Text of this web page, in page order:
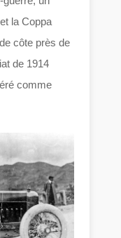
la Coppa
côte près de
de 1914
comme